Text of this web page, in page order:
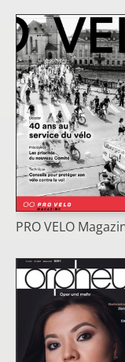
PRO VELO